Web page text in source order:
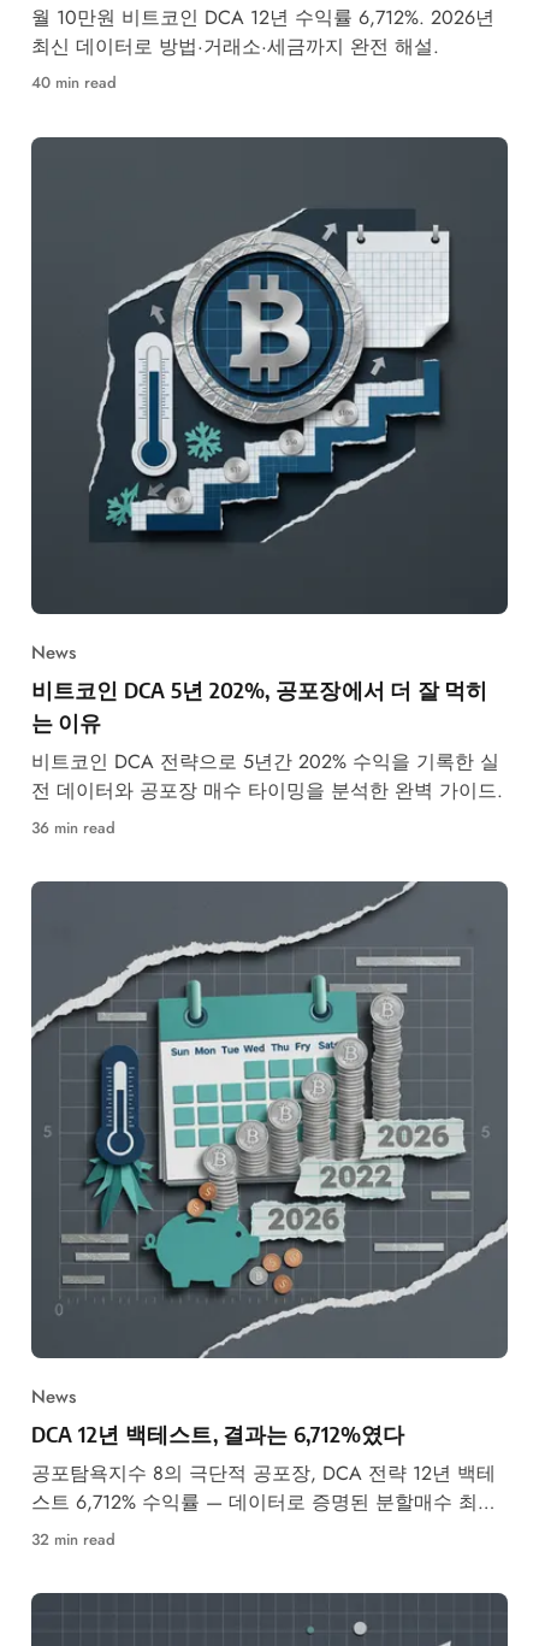
월 10만원 비트코인 DCA 12년 수익률 6,712%. 2026년
최신 데이터로 방법·거래소·세금까지 완전 해설.
40 min read
News
비트코인 DCA 5년 202%, 공포장에서 더 잘 먹히
는 이유
비트코인 DCA 전략으로 5년간 202% 수익을 기록한 실
전 데이터와 공포장 매수 타이밍을 분석한 완벽 가이드.
36 min read
News
DCA 12년 백테스트, 결과는 6,712%였다
공포탐욕지수 8의 극단적 공포장, DCA 전략 12년 백테
스트 6,712% 수익률 — 데이터로 증명된 분할매수 최적
타이밍과 실전 가이드.
32 min read